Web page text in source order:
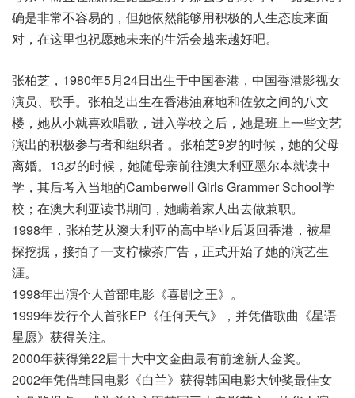
确是非常不容易的，但她依然能够用积极的人生态度来面
对，在这里也祝愿她未来的生活会越来越好吧。
张柏芝，1980年5月24日出生于中国香港，中国香港影视女
演员、歌手。张柏芝出生在香港油麻地和佐敦之间的八文
楼，她从小就喜欢唱歌，进入学校之后，她是班上一些文艺
演出的积极参与者和组织者 。张柏芝9岁的时候，她的父母
离婚。13岁的时候，她随母亲前往澳大利亚墨尔本就读中
学，其后考入当地的Camberwell Girls Grammer School学
校；在澳大利亚读书期间，她瞒着家人出去做兼职。
1998年，张柏芝从澳大利亚的高中毕业后返回香港，被星
探挖掘，接拍了一支柠檬茶广告，正式开始了她的演艺生
涯。
1998年出演个人首部电影《喜剧之王》。
1999年发行个人首张EP《任何天气》，并凭借歌曲《星语
星愿》获得关注。
2000年获得第22届十大中文金曲最有前途新人金奖。
2002年凭借韩国电影《白兰》获得韩国电影大钟奖最佳女